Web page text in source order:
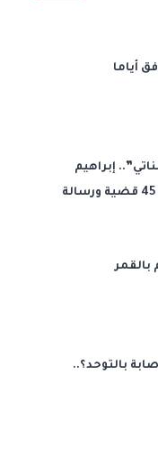
أياما
إبراهيم
سعيد يكشف كواليس 45 قضية ورسالة
بالتوحد؟..